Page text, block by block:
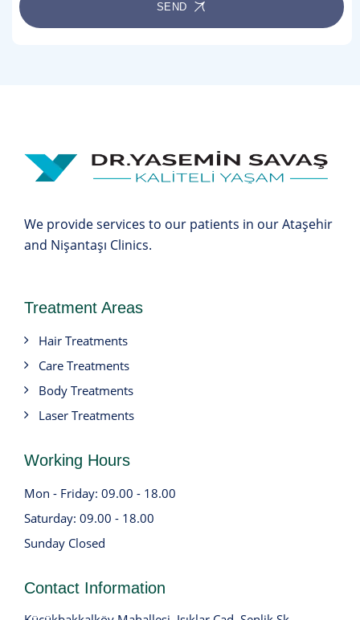
SEND
We provide services to our patients in our Ataşehir
and Nişantaşı Clinics.
Treatment Areas
Hair Treatments
Care Treatments
Body Treatments
Laser Treatments
Working Hours
Mon - Friday: 09.00 - 18.00
Saturday: 09.00 - 18.00
Sunday Closed
Contact Information